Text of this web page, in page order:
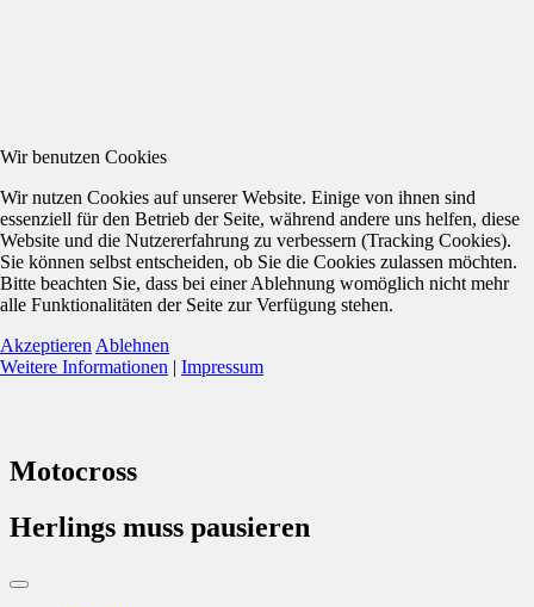
Motocross
Herlings muss pausieren
Wir benutzen Cookies
Wir nutzen Cookies auf unserer Website. Einige von ihnen sind
essenziell für den Betrieb der Seite, während andere uns helfen, diese
Website und die Nutzererfahrung zu verbessern (Tracking Cookies).
Sie können selbst entscheiden, ob Sie die Cookies zulassen möchten.
Bitte beachten Sie, dass bei einer Ablehnung womöglich nicht mehr
alle Funktionalitäten der Seite zur Verfügung stehen.
Akzeptieren Ablehnen
Weitere Informationen | Impressum